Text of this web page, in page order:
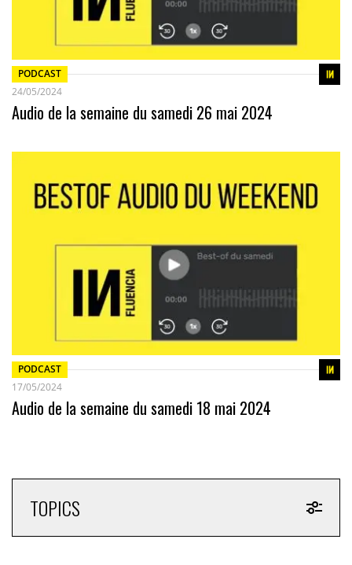
PODCAST
24/05/2024
Audio de la semaine du samedi 26 mai 2024
PODCAST
17/05/2024
Audio de la semaine du samedi 18 mai 2024
TOPICS